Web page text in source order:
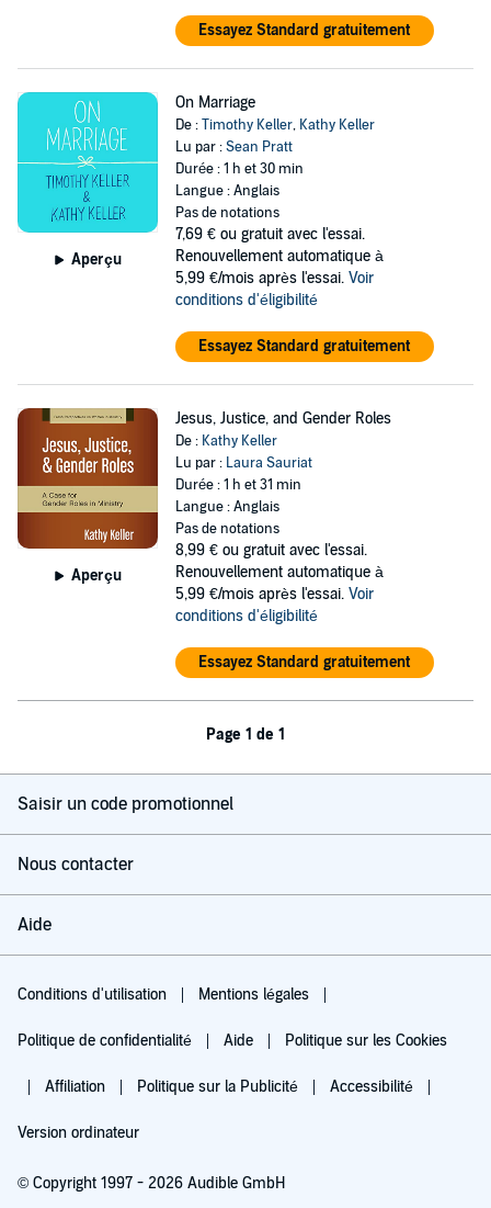
Essayez Standard gratuitement
Aperçu
On Marriage
De :Timothy Keller, Kathy Keller
Lu par :Sean Pratt
Durée : 1 h et 30 min
Langue : Anglais
Pas de notations
7,69 € ou gratuit avec l'essai.
Renouvellement automatique à
5,99 €/mois après l'essai. Voir
conditions d'éligibilité
Essayez Standard gratuitement
Aperçu
Jesus, Justice, and Gender Roles
De : Kathy Keller
Lu par : Laura Sauriat
Durée : 1 h et 31 min
Langue : Anglais
Pas de notations
8,99 € ou gratuit avec l'essai.
Renouvellement automatique à
5,99 €/mois après l'essai. Voir
conditions d'éligibilité
Essayez Standard gratuitement
Page 1 de 1
Saisir un code promotionnel
Nous contacter
Aide
Conditions d'utilisation Mentions légales
Politique de confidentialité Aide Politique sur les Cookies
Affiliation Politique sur la Publicité Accessibilité
Version ordinateur
© Copyright 1997 - 2026 Audible GmbH